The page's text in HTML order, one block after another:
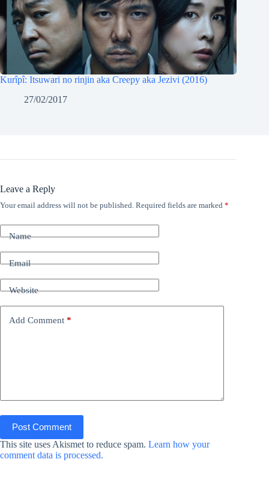
Kurîpî: Itsuwari no rinjin aka Creepy aka Jezivi (2016)
27/02/2017
Leave a Reply
Your email address will not be published. Required fields are marked *
Name
Email
Website
Add Comment *
Post Comment
This site uses Akismet to reduce spam. Learn how your
comment data is processed.